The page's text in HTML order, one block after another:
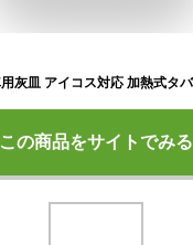
この商品をサイトでみる